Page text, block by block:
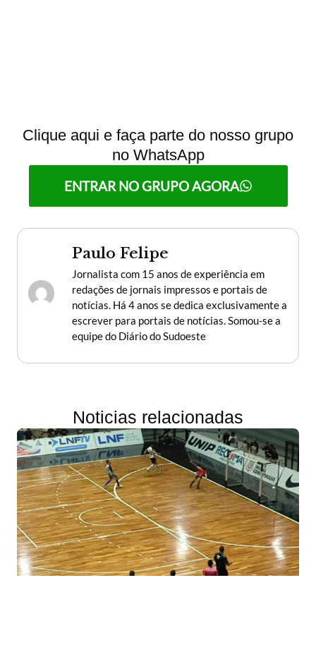
Clique aqui e faça parte do nosso grupo
no WhatsApp
ENTRAR NO GRUPO AGORA
Paulo Felipe
Jornalista com 15 anos de experiência em
redações de jornais impressos e portais de
notícias. Há 4 anos se dedica exclusivamente a
escrever para portais de notícias. Somou-se a
equipe do Diário do Sudoeste
Noticias relacionadas